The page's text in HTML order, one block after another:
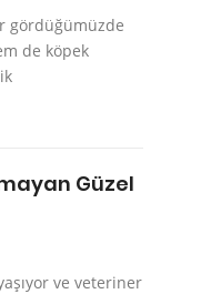
gördüğümüzde
de köpek
Güzel
ve veteriner